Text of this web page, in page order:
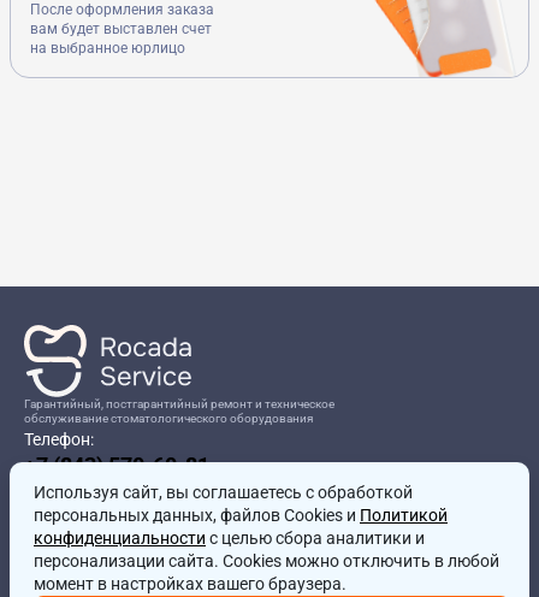
После оформления заказа
вам будет выставлен счет
на выбранное юрлицо
Гарантийный, постгарантийный ремонт и техническое
обслуживание стоматологического оборудования
Телефон:
+7 (843) 570-60-81
Режим работы:8:00-17:00
Адрес:
г.Казань, ул.Проспект Победы, д.204в
Почта:
Используя сайт, вы соглашаетесь с обработкой
персональных данных, файлов Cookies и Политикой
конфиденциальности с целью сбора аналитики и
персонализации сайта. Cookies можно отключить в любой
момент в настройках вашего браузера.